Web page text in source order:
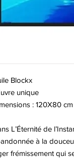
Blockx
unique
: 120X80 cm
L’Éternité de
à la
frémissement qui